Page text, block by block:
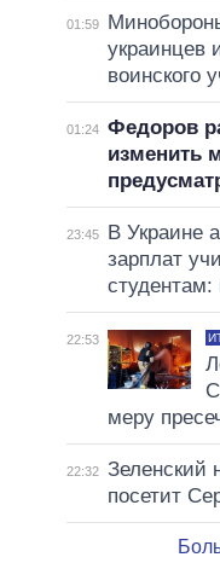
01:59
украинцев
воинского
01:24 Федоров
изменить
23:45
В Украине
зарплат
студентам:
22:53
меру
22:32 Зеленский
посетит